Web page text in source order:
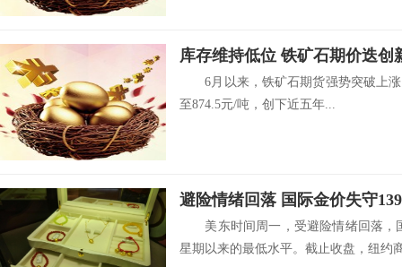
库存维持低位 铁矿石期价迭创
6月以来，铁矿石期货强势突破上涨
至874.5元/吨，创下近五年...
避险情绪回落 国际金价失守
美东时间周一，受避险情绪回落，
星期以来的最低水平。截止收盘，纽约